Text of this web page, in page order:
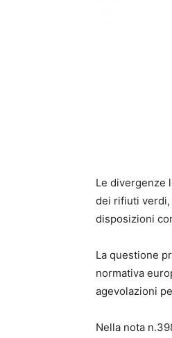
Le divergenze
dei rifiuti verdi,
disposizioni
La questione
normativa
agevolazioni
Nella nota